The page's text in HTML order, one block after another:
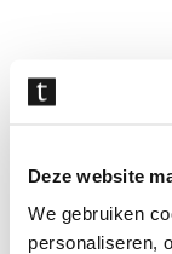
Deze website
We gebruiken
personaliseren,
overslaan